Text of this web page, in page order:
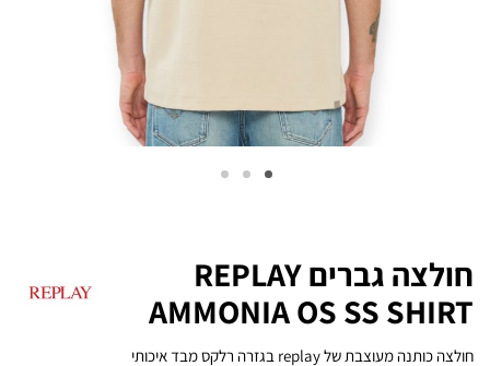
חולצה גברים REPLAY
AMMONIA OS SS SHIRT
חולצה כותנה מעוצבת של replay בגזרה רלקס מבד איכותי